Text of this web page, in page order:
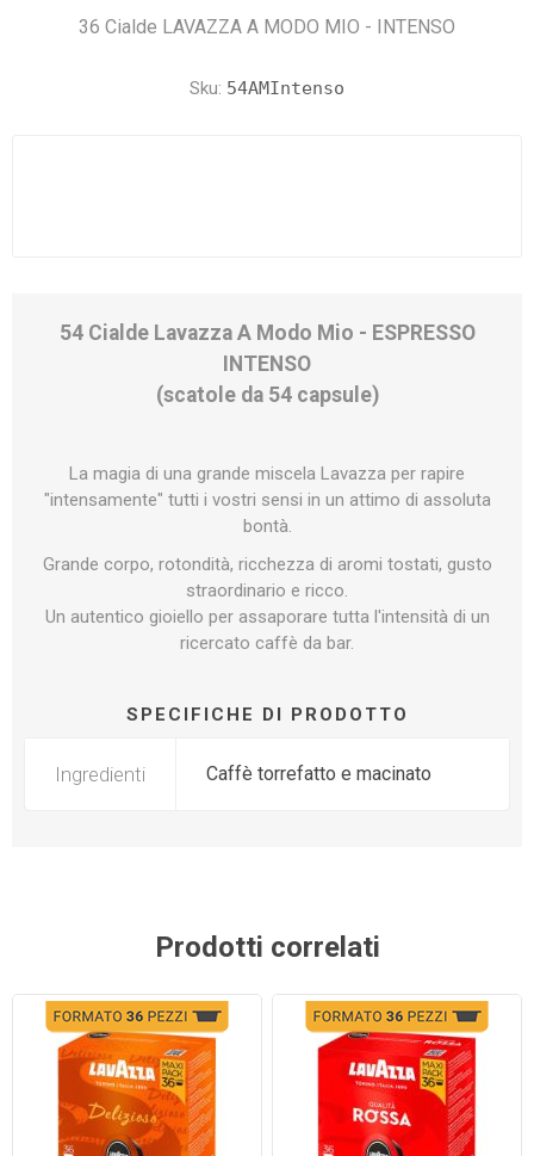
36 Cialde LAVAZZA A MODO MIO - INTENSO
Sku: 54AMIntenso
54 Cialde Lavazza A Modo Mio - ESPRESSO
INTENSO
(scatole da 54 capsule)
La magia di una grande miscela Lavazza per rapire
"intensamente" tutti i vostri sensi in un attimo di assoluta
bontà.
Grande corpo, rotondità, ricchezza di aromi tostati, gusto
straordinario e ricco.
Un autentico gioiello per assaporare tutta l'intensità di un
ricercato caffè da bar.
SPECIFICHE DI PRODOTTO
Ingredienti Caffè torrefatto e macinato
Prodotti correlati